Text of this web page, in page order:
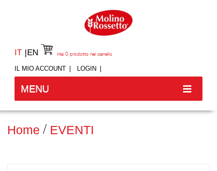
IT EN
IL MIO ACCOUNT LOGIN
Hai 0 prodotto nel carrello
MENU
Home EVENTI